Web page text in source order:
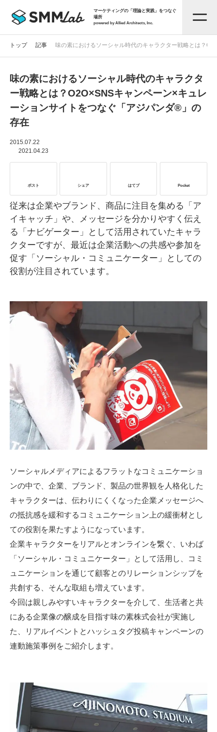
マーケティングの「理論と実践」をつなぐ
場所
powered by Allied Architects, Inc.
記事一覧
タグから探す
サービス資料
SMMLabについて
トップ 記事 味の素におけるソーシャル時代のキャラクター戦略とは？
味の素におけるソーシャル時代のキャラクタ
ー戦略とは？O2O×SNSキャンペーン×キュレ
ーションサイトをつなぐ「アジパンダ®」の
存在
2015.07.22
2021.04.23
ポスト シェア はてブ Pocket
従来は企業やブランド、商品に注目を集める「ア
イキャッチ」や、メッセージを分かりやすく伝え
る「ナビゲーター」として活用されていたキャラ
クターですが、最近は企業活動への共感や参加を
促す「ソーシャル・コミュニケーター」としての
役割が注目されています。
ソーシャルメディアによるフラットなコミュニケーショ
ンの中で、企業、ブランド、製品の世界観を人格化した
キャラクターは、伝わりにくくなった企業メッセージへ
の抵抗感を緩和するコミュニケーション上の緩衝材とし
ての役割を果たすようになっています。
企業キャラクターをリアルとオンラインを繋ぐ、いわば
「ソーシャル・コミュニケーター」として活用し、コミ
ュニケーションを通じて顧客とのリレーションシップを
共創する、そんな取組も増えています。
今回は親しみやすいキャラクターを介して、生活者と共
にある企業像の醸成を目指す味の素株式会社が実施し
た、リアルイベントとハッシュタグ投稿キャンペーンの
連動施策事例をご紹介します。